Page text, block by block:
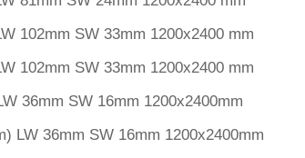
102mm SW 33mm 1200x2400 mm
102mm SW 33mm 1200x2400 mm
36mm SW 16mm 1200x2400mm
LW 36mm SW 16mm 1200x2400mm